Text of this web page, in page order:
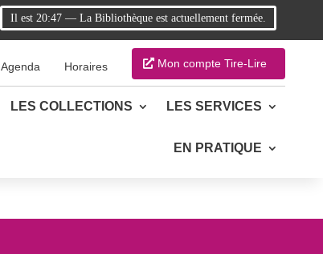
Il est20:47— La Bibliothèque est actuellement fermée.
Agenda Horaires Mon compte Tire-Lire
LES COLLECTIONS LES SERVICES
EN PRATIQUE